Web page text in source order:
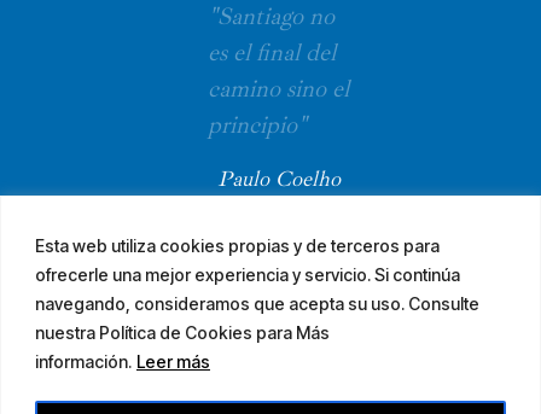
Esta web utiliza cookies propias y de terceros para
ofrecerle una mejor experiencia y servicio. Si continúa
navegando, consideramos que acepta su uso. Consulte
nuestra Política de Cookies para Más
información. Leer más
"Santiago no
es el final del
camino sino el
principio"
Paulo Coelho